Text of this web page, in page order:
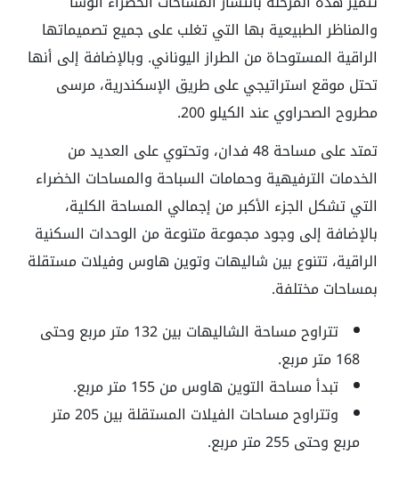
والمناظر الطبيعية بها التي تغلب على جميع تصميماتها
الراقية المستوحاة من الطراز اليوناني. وبالإضافة إلى أنها
تحتل موقع استراتيجي على طريق الإسكندرية، مرسى
مطروح الصحراوي عند الكيلو 200.
تمتد على مساحة 48 فدان، وتحتوي على العديد من
الخدمات الترفيهية وحمامات السباحة والمساحات الخضراء
التي تشكل الجزء الأكبر من إجمالي المساحة الكلية،
بالإضافة إلى وجود مجموعة متنوعة من الوحدات السكنية
الراقية، تتنوع بين شاليهات وتوين هاوس وفيلات مستقلة
بمساحات مختلفة.
تتراوح مساحة الشاليهات بين 132 متر مربع وحتى
168 متر مربع.
تبدأ مساحة التوين هاوس من 155 متر مربع.
وتتراوح مساحات الفيلات المستقلة بين 205 متر
مربع وحتى 255 متر مربع.